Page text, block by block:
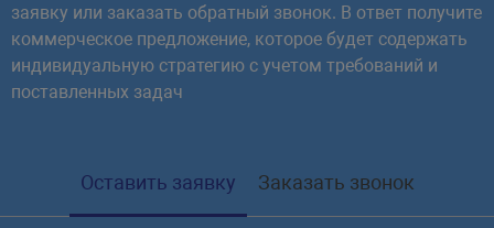
заявку или заказать обратный звонок. В ответ получите
коммерческое предложение, которое будет содержать
индивидуальную стратегию с учетом требований и
поставленных задач
Оставить заявку Заказать звонок